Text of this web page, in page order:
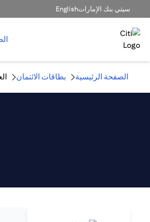
سيتي بنك الإماراتEnglish
الصفحة الرئيسية بطاقات الائتمان